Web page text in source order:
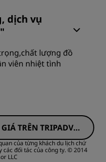
dịch vụ
"
lượng đồ
viên nhiệt tình
TRÊN TRIPADVIS
của từng khách du lịch chứ
các đối tác của công ty. © 2014
LLC